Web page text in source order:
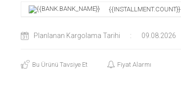
{{INSTALLMENT.COUNT}}
Planlanan Kargolama Tarihi : 09.08.2026
Bu Ürünü Tavsiye Et Fiyat Alarmı